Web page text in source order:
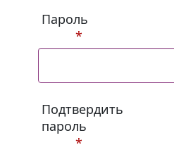
Пароль
*
Подтвердить
пароль
*